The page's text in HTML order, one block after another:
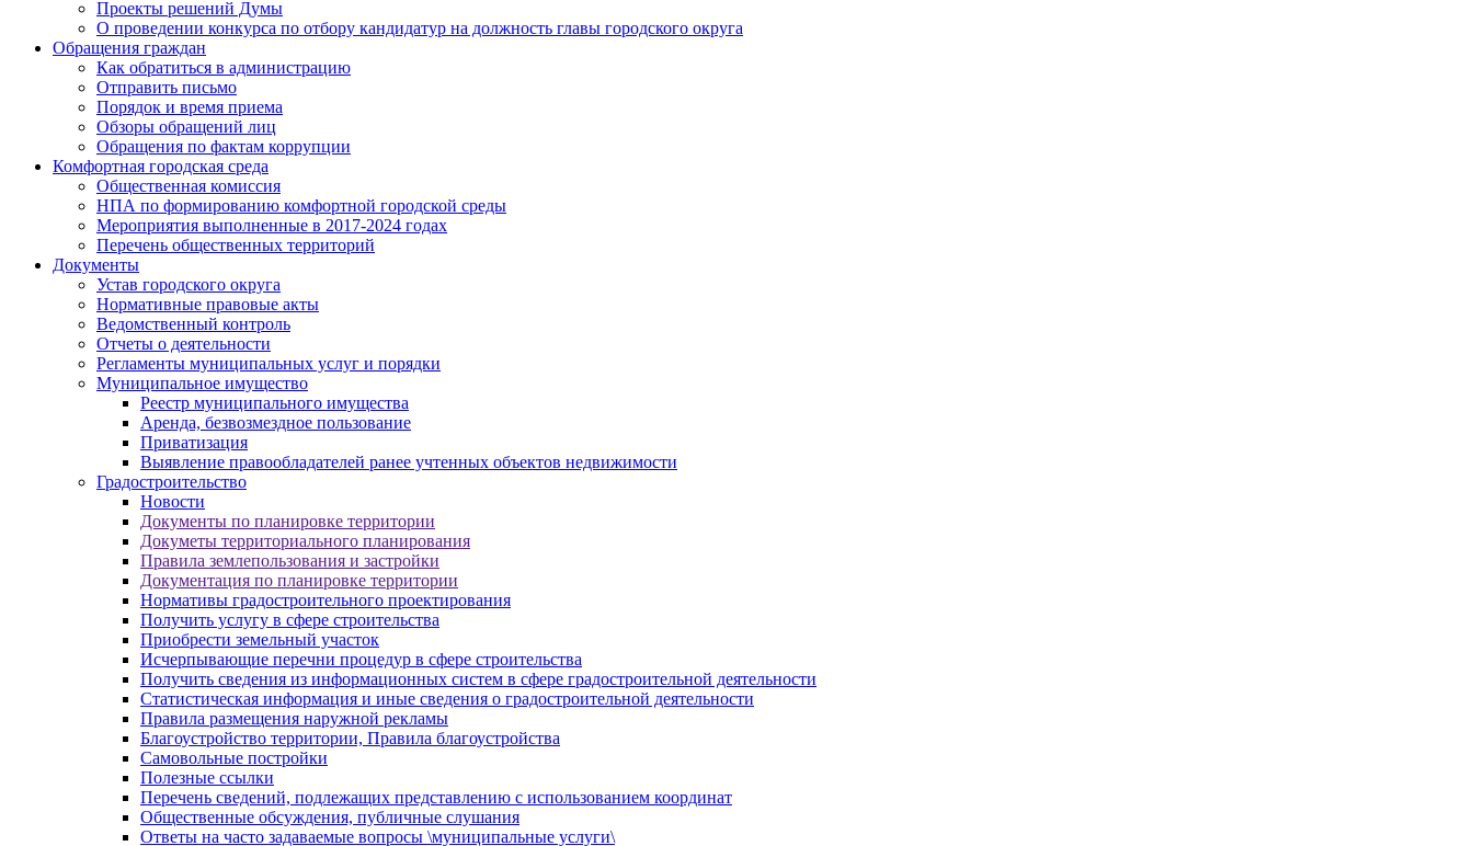
Проекты решений Думы
О проведении конкурса по отбору кандидатур на должность главы городского округа
Обращения граждан
Как обратиться в администрацию
Отправить письмо
Порядок и время приема
Обзоры обращений лиц
Обращения по фактам коррупции
Комфортная городская среда
Общественная комиссия
НПА по формированию комфортной городской среды
Мероприятия выполненные в 2017-2024 годах
Перечень общественных территорий
Документы
Устав городского округа
Нормативные правовые акты
Ведомственный контроль
Отчеты о деятельности
Регламенты муниципальных услуг и порядки
Муниципальное имущество
Реестр муниципального имущества
Аренда, безвозмездное пользование
Приватизация
Выявление правообладателей ранее учтенных объектов недвижимости
Градостроительство
Новости
Документы по планировке территории
Докуметы территориального планирования
Правила землепользования и застройки
Документация по планировке территории
Нормативы градостроительного проектирования
Получить услугу в сфере строительства
Приобрести земельный участок
Исчерпывающие перечни процедур в сфере строительства
Получить сведения из информационных систем в сфере градостроительной деятельности
Статистическая информация и иные сведения о градостроительной деятельности
Правила размещения наружной рекламы
Благоустройство территории, Правила благоустройства
Самовольные постройки
Полезные ссылки
Перечень сведений, подлежащих представлению с использованием координат
Общественные обсуждения, публичные слушания
Ответы на часто задаваемые вопросы \муниципальные услуги\